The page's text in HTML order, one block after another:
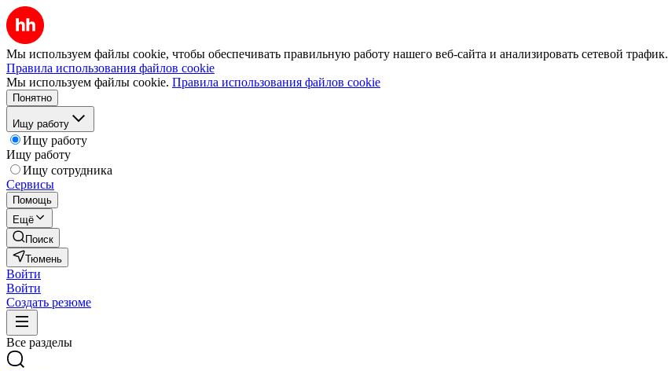
Мы используем файлы cookie, чтобы обеспечивать правильную работу нашего веб-сайта и анализировать сетевой трафик.
Правила использования файлов cookie
Мы используем файлы cookie. Правила использования файлов cookie
Понятно
Ищу работу
Ищу работу
Ищу работу
Ищу сотрудника
Сервисы
Помощь
Ещё
Поиск
Тюмень
Войти
Войти
Создать резюме
Все разделы